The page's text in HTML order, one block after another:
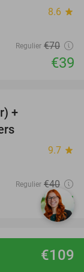
€109
8.6 star
Regulier €70
€39
+
9.7 star
Regulier €40
€24
26%
favorite_border